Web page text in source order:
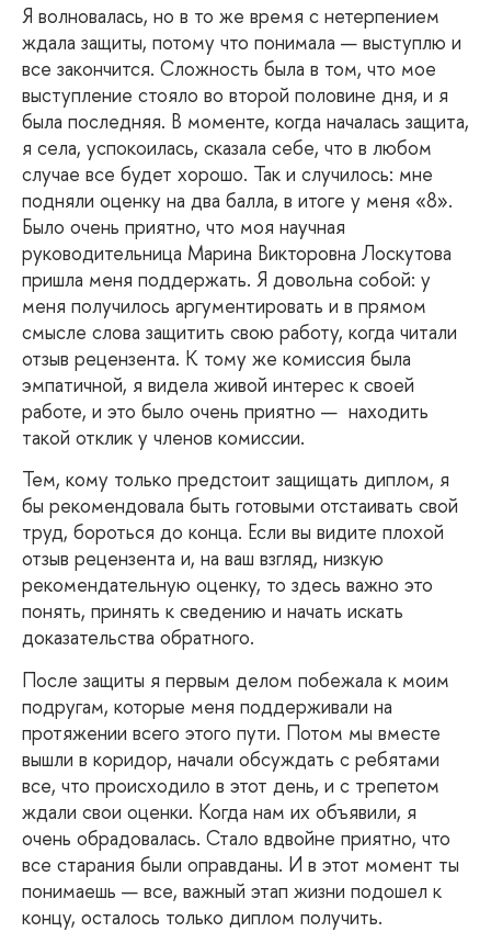
Я волновалась, но в то же время с нетерпением
ждала защиты, потому что понимала — выступлю и
все закончится. Сложность была в том, что мое
выступление стояло во второй половине дня, и я
была последняя. В моменте, когда началась защита,
я села, успокоилась, сказала себе, что в любом
случае все будет хорошо. Так и случилось: мне
подняли оценку на два балла, в итоге у меня «8».
Было очень приятно, что моя научная
руководительница Марина Викторовна Лоскутова
пришла меня поддержать. Я довольна собой: у
меня получилось аргументировать и в прямом
смысле слова защитить свою работу, когда читали
отзыв рецензента. К тому же комиссия была
эмпатичной, я видела живой интерес к своей
работе, и это было очень приятно — находить
такой отклик у членов комиссии.
Тем, кому только предстоит защищать диплом, я
бы рекомендовала быть готовыми отстаивать свой
труд, бороться до конца. Если вы видите плохой
отзыв рецензента и, на ваш взгляд, низкую
рекомендательную оценку, то здесь важно это
понять, принять к сведению и начать искать
доказательства обратного.
После защиты я первым делом побежала к моим
подругам, которые меня поддерживали на
протяжении всего этого пути. Потом мы вместе
вышли в коридор, начали обсуждать с ребятами
все, что происходило в этот день, и с трепетом
ждали свои оценки. Когда нам их объявили, я
очень обрадовалась. Стало вдвойне приятно, что
все старания были оправданы. И в этот момент ты
понимаешь — все, важный этап жизни подошел к
концу, осталось только диплом получить.